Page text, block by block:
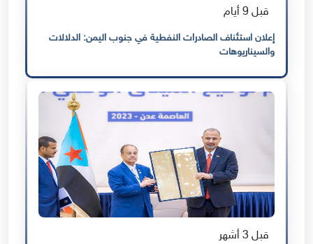
قبل 9 أيام
إعلان استئناف الصادرات النفطية في جنوب اليمن: الدلالات
والسيناريوهات
قبل 3 أشهر